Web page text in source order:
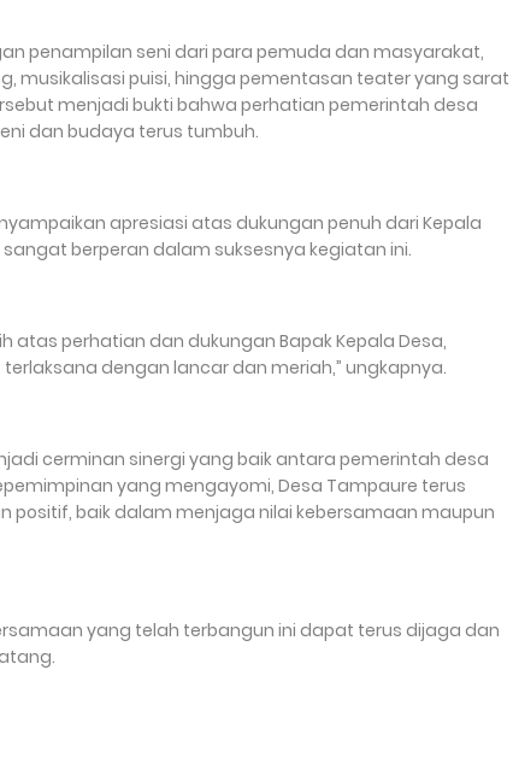
penampilan seni dari para pemuda dan masyarakat,
musikalisasi puisi, hingga pementasan teater yang sarat
menjadi bukti bahwa perhatian pemerintah desa
dan budaya terus tumbuh.
apresiasi atas dukungan penuh dari Kepala
berperan dalam suksesnya kegiatan ini.
atas perhatian dan dukungan Bapak Kepala Desa,
dengan lancar dan meriah,” ungkapnya.
cerminan sinergi yang baik antara pemerintah desa
yang mengayomi, Desa Tampaure terus
positif, baik dalam menjaga nilai kebersamaan maupun
yang telah terbangun ini dapat terus dijaga dan